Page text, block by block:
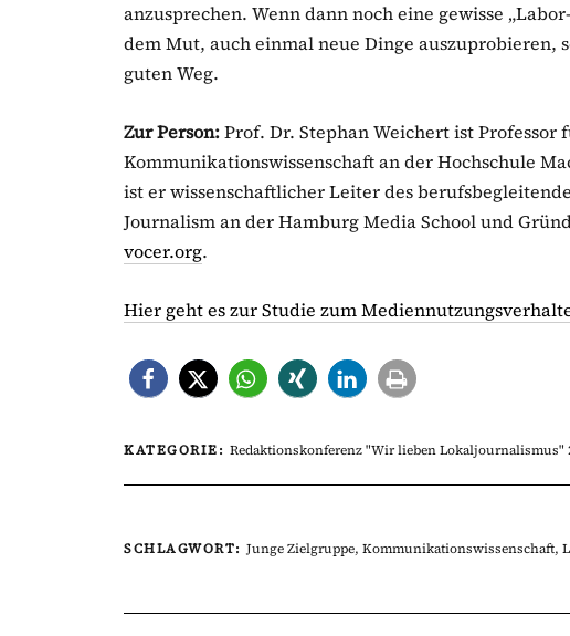
anzusprechen. Wenn dann noch eine gewisse
dem Mut, auch einmal neue Dinge auszuprobieren,
guten Weg.
Zur Person:Prof. Dr. Stephan Weichert ist Professor
Kommunikationswissenschaft an der Hochschule
ist er wissenschaftlicher Leiter des
Journalism an der Hamburg Media School und
vocer.org.
Hier geht es zur Studie zum
KATEGORIE: Redaktionskonferenz "Wir lieben Lokaljournalismus"
SCHLAGWORT: Junge Zielgruppe, Kommunikationswissenschaft,